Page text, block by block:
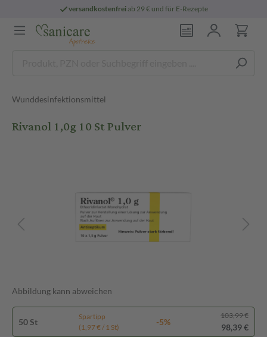
versandkostenfreiab 29 € und für E-Rezepte
Wunddesinfektionsmittel
Rivanol 1,0g 10 St Pulver
Abbildung kann abweichen
50 St
Spartipp
(1,97 € / 1 St)
-5%
103,99 €
98,39 €